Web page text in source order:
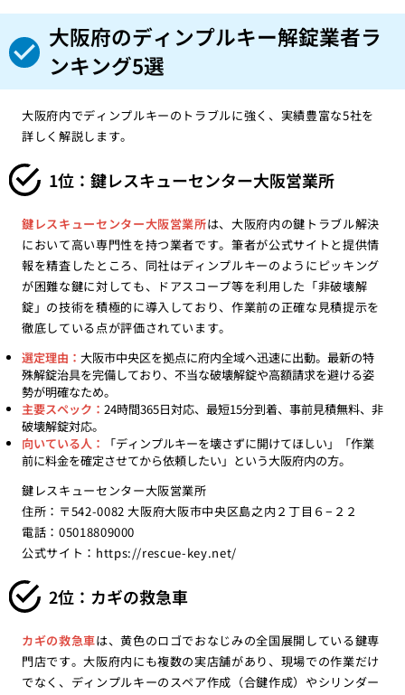
大阪府のディンプルキー解錠業者ラ
ンキング5選
大阪府内でディンプルキーのトラブルに強く、実績豊富な5社を
詳しく解説します。
1位：鍵レスキューセンター大阪営業所
鍵レスキューセンター大阪営業所は、大阪府内の鍵トラブル解決
において高い専門性を持つ業者です。筆者が公式サイトと提供情
報を精査したところ、同社はディンプルキーのようにピッキング
が困難な鍵に対しても、ドアスコープ等を利用した「非破壊解
錠」の技術を積極的に導入しており、作業前の正確な見積提示を
徹底している点が評価されています。
選定理由： 大阪市中央区を拠点に府内全域へ迅速に出動。最新の特
殊解錠治具を完備しており、不当な破壊解錠や高額請求を避ける姿
勢が明確なため。
主要スペック： 24時間365日対応、最短15分到着、事前見積無料、非
破壊解錠対応。
向いている人：
「ディンプルキーを壊さずに開けてほしい」「作業
前に料金を確定させてから依頼したい」という大阪府内の方。
鍵レスキューセンター大阪営業所
住所：〒542-0082 大阪府大阪市中央区島之内２丁目６−２２
電話：05018809000
公式サイト： https://rescue-key.net/
2位：カギの救急車
カギの救急車は、黄色のロゴでおなじみの全国展開している鍵専
門店です。大阪府内にも複数の実店舗があり、現場での作業だけ
でなく、ディンプルキーのスペア作成（合鍵作成）やシリンダー